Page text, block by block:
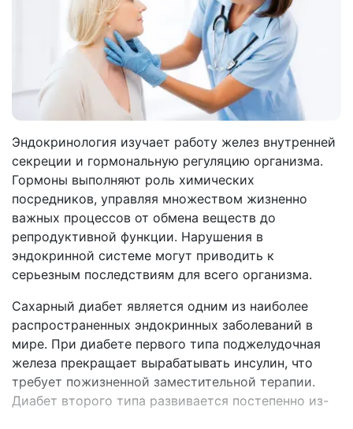
Эндокринология изучает работу желез внутренней
секреции и гормональную регуляцию организма.
Гормоны выполняют роль химических
посредников, управляя множеством жизненно
важных процессов от обмена веществ до
репродуктивной функции. Нарушения в
эндокринной системе могут приводить к
серьезным последствиям для всего организма.
Сахарный диабет является одним из наиболее
распространенных эндокринных заболеваний в
мире. При диабете первого типа поджелудочная
железа прекращает вырабатывать инсулин, что
требует пожизненной заместительной терапии.
Диабет второго типа развивается постепенно из-